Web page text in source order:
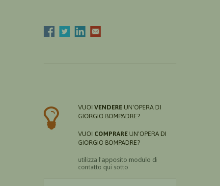
VUOI VENDERE UN'OPERA DI
GIORGIO BOMPADRE?
VUOI COMPRARE UN'OPERA DI
GIORGIO BOMPADRE?
utilizza l'apposito modulo di
contatto qui sotto